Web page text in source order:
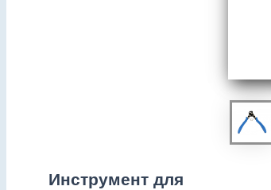
Инструмент для